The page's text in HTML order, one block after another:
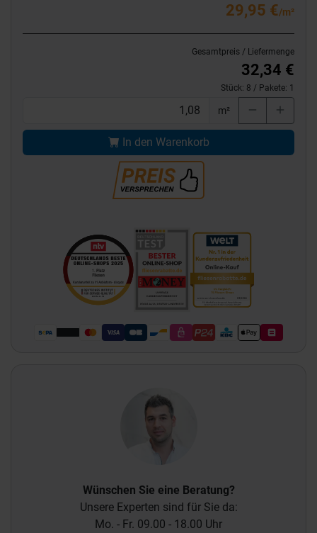
29,95 €/m²
Gesamtpreis / Liefermenge
32,34 €
Stück: 8 / Pakete: 1
m²
In den Warenkorb
Wünschen Sie eine Beratung?
Unsere Experten sind für Sie da:
Mo. - Fr. 09.00 - 18.00 Uhr